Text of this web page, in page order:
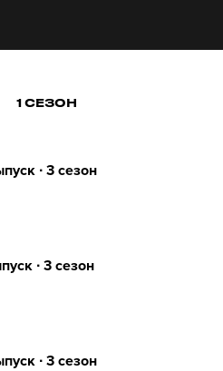
1 СЕЗОН
∙ 3 сезон
∙ 3 сезон
∙ 3 сезон